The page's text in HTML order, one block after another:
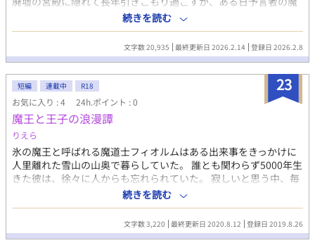
道士モーグと、その幼き息子シドが訪問する。 予言では将来、魔
王ゲインを討伐するという人間がやってくるだろうとの事。それ
に備え、ゲインを護衛する精鋭を集めると言うのが魔道士モーグ
の提案。引きこもりの根暗な魔王ゲインと、置いていかれた魔道
く･･･
続きを読む
文字数 20,935 最終更新日 2026.2.14 登録日 2026.2.8
23
短編 連載中 R18
お気に入り : 4 24h.ポイント : 0
魔王と王子の浪漫譚
りえら
氷の魔王と呼ばれる魔道士フィオルムはある出来事をきっかけに
人里離れた雪山の山奥で暮らしていた。 誰とも関わらず5000年生
きた彼は、徐々に人からも忘れられていた。 寂しいと思う中、毎
日が無常に過ぎていく日々‥ 一方、小国マルーシャの第三王子、
アルバートは彼を嫌う王妃に呪いをかけられ、余命があと三ヶ月
と宣言されててしまう。 そんな彼を救えるのはかつて人間を恐怖
に陥れた氷の魔王だと言う。 フィオルムとアルバート、心に傷を
続きを読む
文字数 3,220 最終更新日 2020.8.12 登録日 2019.8.26